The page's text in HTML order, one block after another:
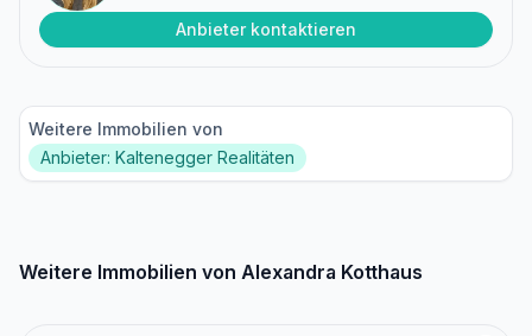
Anbieter kontaktieren
Weitere Immobilien von
Anbieter: Kaltenegger Realitäten
Weitere Immobilien von Alexandra Kotthaus